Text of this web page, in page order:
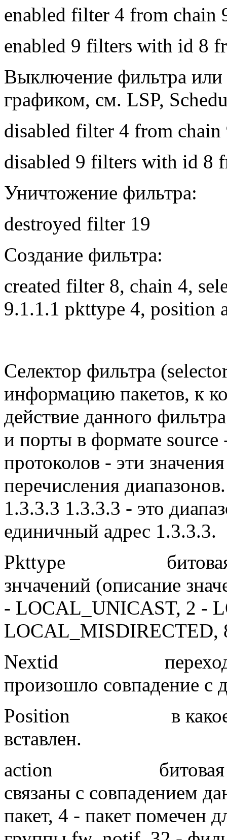
enabled filter 4 from chain
enabled 9 filters with id 8
Выключение фильтра или
графиком, см. LSP,
disabled filter 4 from chain
disabled 9 filters with id 8
Уничтожение фильтра:
destroyed filter 19
Создание фильтра:
created filter 8, chain 4,
9.1.1.1 pkttype 4, position
Селектор фильтра
информацию пакетов, к
действие данного
и порты в формате
протоколов - эти
перечисления
1.3.3.3 1.3.3.3 - это
единичный адрес 1.3.3.3.
Pkttype
знчачений (описание
- LOCAL_UNICAST, 2 -
LOCAL_MISDIRECTED,
Nextid
произошло совпадение с
Position
в
вставлен.
action
связаны с совпадением
пакет, 4 - пакет помечен